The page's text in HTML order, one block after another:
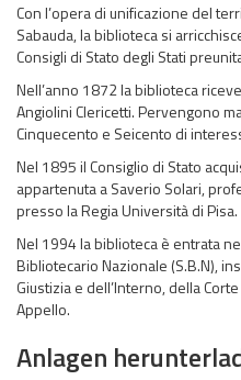
Con l’opera di unificazione del
Sabauda, la biblioteca si
Consigli di Stato degli Stati
Nell’anno 1872 la biblioteca
Angiolini Clericetti. Pervengono
Cinquecento e Seicento di
Nel 1895 il Consiglio di Stato
appartenuta a Saverio Solari,
presso la Regia Università di Pisa.
Nel 1994 la biblioteca è entrata
Bibliotecario Nazionale (S.B.N),
Giustizia e dell’Interno, della
Appello.
Anlagen